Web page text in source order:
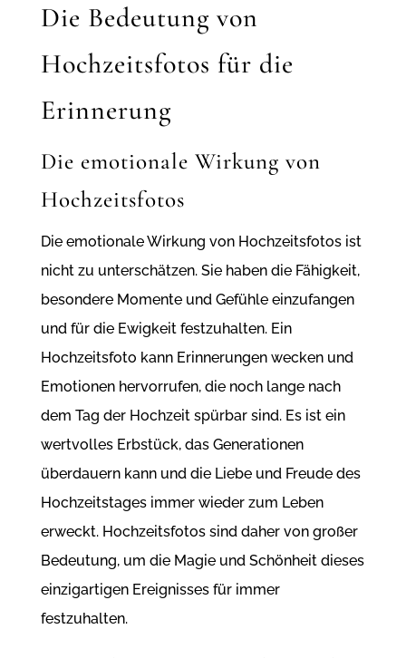
Die Bedeutung von
Hochzeitsfotos für die
Erinnerung
Die emotionale Wirkung von
Hochzeitsfotos
Die emotionale Wirkung von Hochzeitsfotos ist
nicht zu unterschätzen. Sie haben die Fähigkeit,
besondere Momente und Gefühle einzufangen
und für die Ewigkeit festzuhalten. Ein
Hochzeitsfoto kann Erinnerungen wecken und
Emotionen hervorrufen, die noch lange nach
dem Tag der Hochzeit spürbar sind. Es ist ein
wertvolles Erbstück, das Generationen
überdauern kann und die Liebe und Freude des
Hochzeitstages immer wieder zum Leben
erweckt. Hochzeitsfotos sind daher von großer
Bedeutung, um die Magie und Schönheit dieses
einzigartigen Ereignisses für immer
festzuhalten.